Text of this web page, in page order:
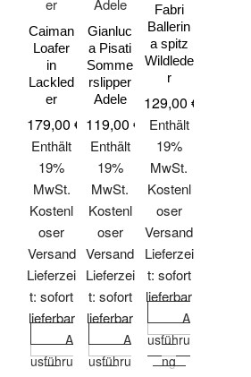
Caiman
Loafer
in
Lackled
er
179,00 €
Enthält
19%
MwSt.
Kostenl
oser
Versand
Lieferzei
t: sofort
lieferbar
A
usführu
Gianluc
a Pisati
Somme
rslipper
Adele
119,00 €
Enthält
19%
MwSt.
Kostenl
oser
Versand
Lieferzei
t: sofort
lieferbar
A
usführu
Fabri
Ballerin
a spitz
Wildlede
r
129,00€
Enthält
19%
MwSt.
Kostenl
oser
Versand
Lieferzei
t: sofort
lieferbar
A
usführu
ng